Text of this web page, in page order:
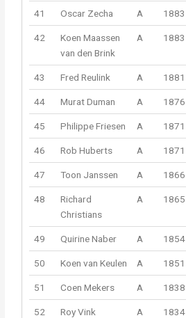
41 Oscar Zecha A 1883
42
Koen Maassen
van den Brink
A 1883
43 Fred Reulink A 1881
44 Murat Duman A 1876
45 Philippe Friesen A 1871
46 Rob Huberts A 1871
47 Toon Janssen A 1866
48
Richard
Christians
A 1865
49 Quirine Naber A 1854
50 Koen van Keulen A 1851
51 Coen Mekers A 1838
52 Roy Vink A 1834